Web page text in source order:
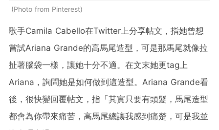
Photo from Pinterest
歌手Camila Cabello在Twitter 上分享帖文，指她曾想
嘗試Ariana Grande的高馬尾造型，可是那馬尾就像拉
扯著腦袋一樣，讓她十分不適。在文末她更tag 上
Ariana ，詢問她是如何做到這造型。 Ariana Grande看
後，很快變回覆帖文，指「其實只要有頭髮，馬尾造型
都會為你帶來痛苦，高馬尾總讓我感到痛楚，可是我並